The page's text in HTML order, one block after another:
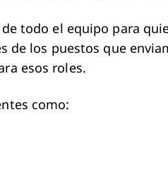
todo el equipo para
de los puestos que
esos roles.
como: